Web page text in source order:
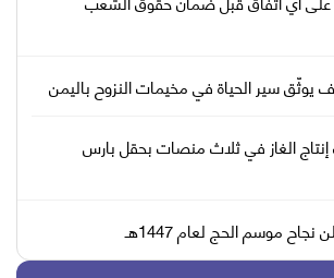
سير الحياة في مخيمات النزوح باليمن
إنتاج الغاز في ثلاث منصات بحقل بارس
موسم الحج لعام 1447هـ